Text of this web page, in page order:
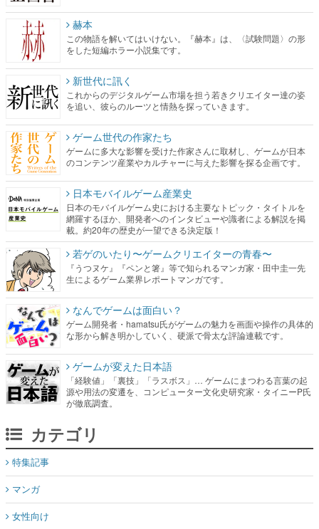
赫本
この物語を解いてはいけない。『赫本』は、〈試験問題〉の形
をした短編ホラー小説集です。
新世代に訊く
これからのデジタルゲーム市場を担う若きクリエイター達の姿
を追い、彼らのルーツと情熱を探っていきます。
ゲーム世代の作家たち
ゲームに多大な影響を受けた作家さんに取材し、ゲームが日本
のコンテンツ産業やカルチャーに与えた影響を探る企画です。
日本モバイルゲーム産業史
日本のモバイルゲーム史における主要なトピック・タイトルを
網羅するほか、開発者へのインタビューや識者による解説を掲
載。約20年の歴史が一望できる決定版！
若ゲのいたり〜ゲームクリエイターの青春〜
『うつヌケ』『ペンと箸』等で知られるマンガ家・田中圭一先
生によるゲーム業界レポートマンガです。
なんでゲームは面白い？
ゲーム開発者・hamatsu氏がゲームの魅力を画面や操作の具体的
な形から解き明かしていく、硬派で骨太な評論連載です。
ゲームが変えた日本語
「経験値」「裏技」「ラスボス」… ゲームにまつわる言葉の起
源や用法の変遷を、コンピューター文化史研究家・タイニーP氏
が徹底調査。
カテゴリ
特集記事
マンガ
女性向け